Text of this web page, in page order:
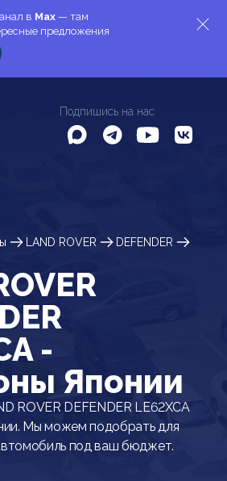
в Max — там
предложения
Подпишись на нас
LAND ROVER
DEFENDER
-
Японии
ROVER DEFENDER LE62XCA
Мы можем подобрать для
под ваш бюджет.